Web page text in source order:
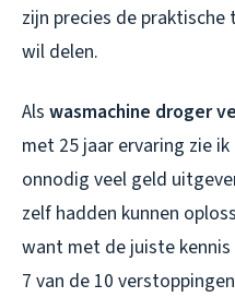
zijn precies de
wil delen.
Als wasmachine droger
met 25 jaar ervaring zie
onnodig veel geld
zelf hadden kunnen
want met de juiste
7 van de 10